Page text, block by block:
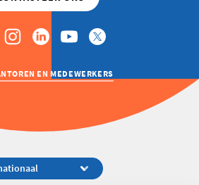
EN MEDEWERKERS